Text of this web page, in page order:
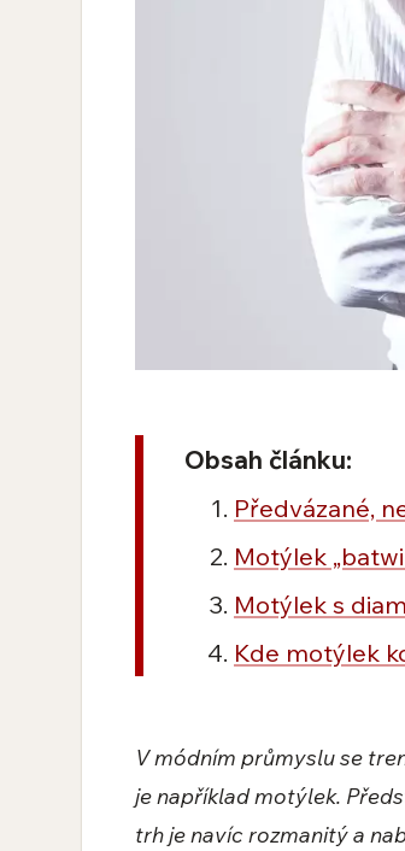
Obsah článku:
Předvázané,
Motýlek
Motýlek s
Kde motýlek
V módním průmyslu se
je například motýlek.
trh je navíc rozmanitý a